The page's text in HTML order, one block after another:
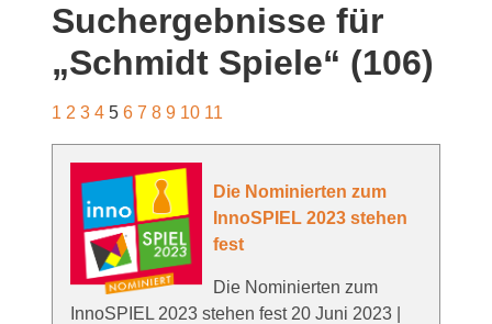
Suchergebnisse für
„Schmidt Spiele“ (106)
1 2 3 4 5 6 7 8 9 10 11
Die Nominierten zum
InnoSPIEL 2023 stehen
fest
Die Nominierten zum
InnoSPIEL 2023 stehen fest 20 Juni 2023 |